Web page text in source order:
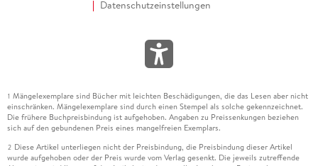
Datenschutzeinstellungen
1 Mängelexemplare sind Bücher mit leichten Beschädigungen, die das Lesen aber nicht
einschränken. Mängelexemplare sind durch einen Stempel als solche gekennzeichnet.
Die frühere Buchpreisbindung ist aufgehoben. Angaben zu Preissenkungen beziehen
sich auf den gebundenen Preis eines mangelfreien Exemplars.
2 Diese Artikel unterliegen nicht der Preisbindung, die Preisbindung dieser Artikel
wurde aufgehoben oder der Preis wurde vom Verlag gesenkt. Die jeweils zutreffende